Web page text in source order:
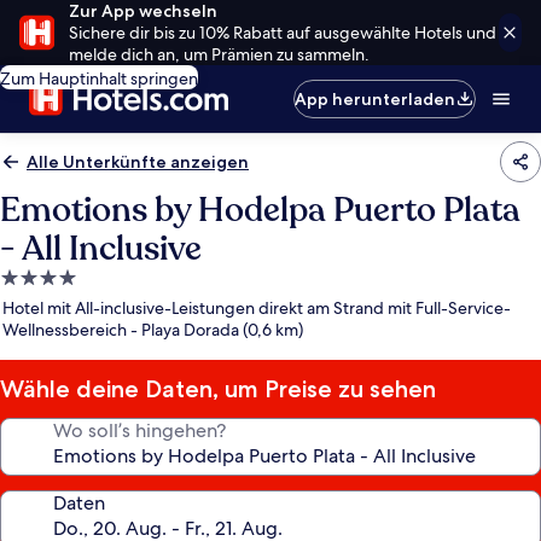
Zur App wechseln
Sichere dir bis zu 10% Rabatt auf ausgewählte Hotels und
melde dich an, um Prämien zu sammeln.
Zum Hauptinhalt springen
App herunterladen
Alle Unterkünfte anzeigen
Emotions by Hodelpa Puerto Plata
- All Inclusive
4.0-
Sterne-
Unterkunft
Hotel mit All-inclusive-Leistungen direkt am Strand mit Full-Service-
Wellnessbereich - Playa Dorada (0,6 km)
Wähle deine Daten, um Preise zu sehen
Wo soll’s hingehen?
Daten